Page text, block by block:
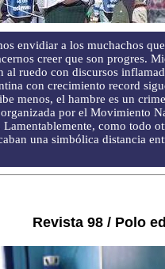
envidiar a los muchachos
creer que son progres.
al ruedo con discursos
con crecimiento record
menos, el hambre es un
por el Movimiento
como todo
una simbólica distancia
Revista 98 / Polo